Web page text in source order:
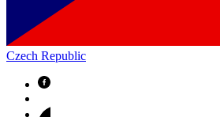
Czech Republic